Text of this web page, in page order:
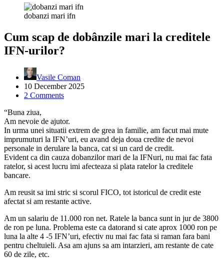
dobanzi mari ifn
Cum scap de dobânzile mari la creditele
IFN-urilor?
Vasile Coman
10 December 2025
2 Comments
“Buna ziua,
Am nevoie de ajutor.
In urma unei situatii extrem de grea in familie, am facut mai mute
imprumuturi la IFN’uri, eu avand deja doua credite de nevoi
personale in derulare la banca, cat si un card de credit.
Evident ca din cauza dobanzilor mari de la IFNuri, nu mai fac fata
ratelor, si acest lucru imi afecteaza si plata ratelor la creditele
bancare.
Am reusit sa imi stric si scorul FICO, tot istoricul de credit este
afectat si am restante active.
Am un salariu de 11.000 ron net. Ratele la banca sunt in jur de 3800
de ron pe luna. Problema este ca datorand si cate aprox 1000 ron pe
luna la alte 4 -5 IFN’uri, efectiv nu mai fac fata si raman fara bani
pentru cheltuieli. Asa am ajuns sa am intarzieri, am restante de cate
60 de zile, etc.